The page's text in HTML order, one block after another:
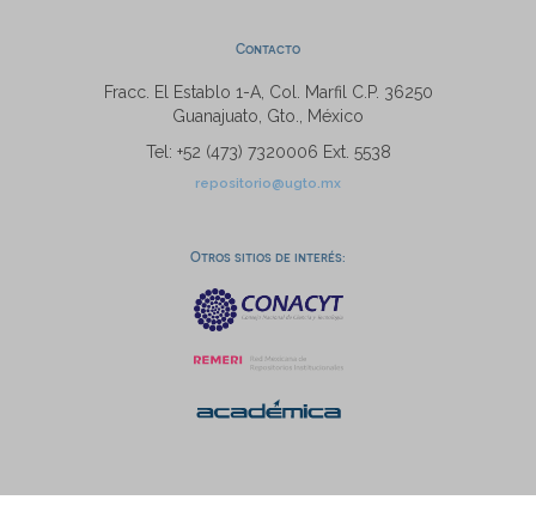
Contacto
Fracc. El Establo 1-A, Col. Marfil C.P. 36250
Guanajuato, Gto., México
Tel: +52 (473) 7320006 Ext. 5538
repositorio@ugto.mx
Otros sitios de interés: